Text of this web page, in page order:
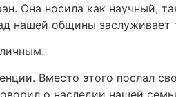
Она носила как научный,
нашей общины
Вместо этого послал
о наследии нашей